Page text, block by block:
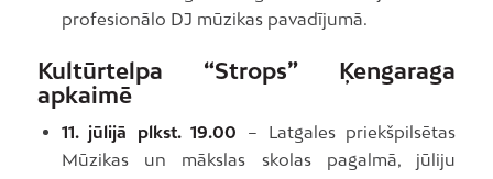
profesionālo DJ mūzikas pavadījumā.
Kultūrtelpa “Strops” Ķengaraga
apkaimē
11. jūlijā plkst. 19.00 – Latgales priekšpilsētas
Mūzikas un mākslas skolas pagalmā, jūliju